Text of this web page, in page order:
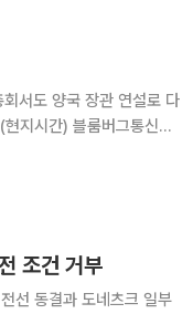
서도 양국 장관 연설로 다
조건 거부
선 동결과 도네츠크 일부